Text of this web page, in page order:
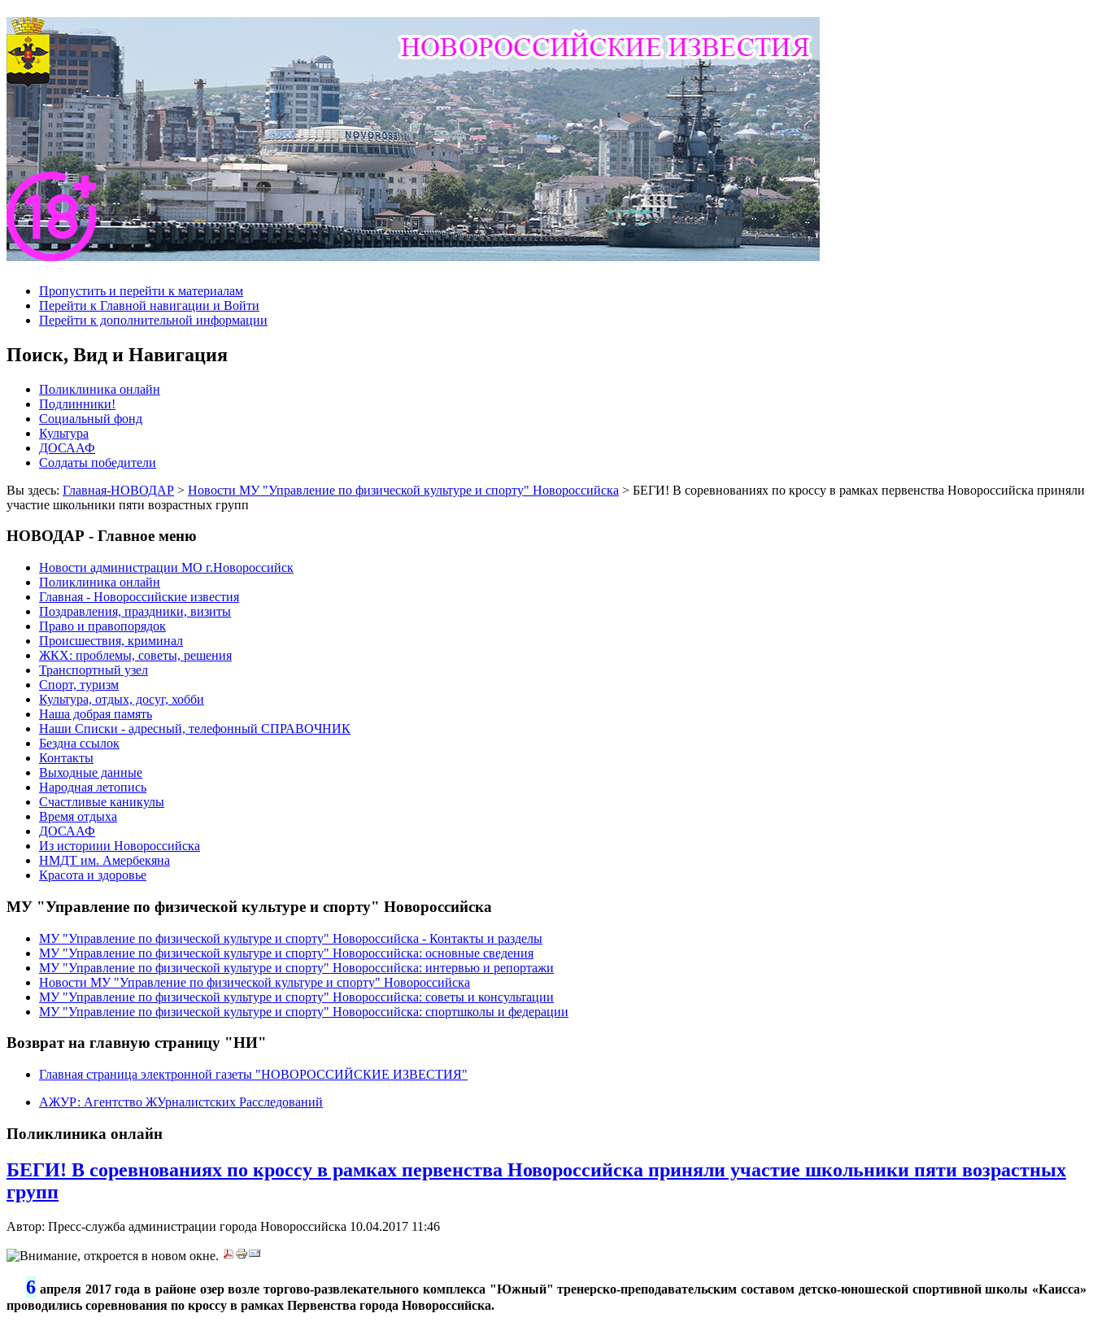
Пропустить и перейти к материалам
Перейти к Главной навигации и Войти
Перейти к дополнительной информации
Поиск, Вид и Навигация
Поликлиника онлайн
Подлинники!
Социальный фонд
Культура
ДОСААФ
Солдаты победители
Вы здесь: Главная-НОВОДАР > Новости МУ "Управление по физической культуре и спорту" Новороссийска > БЕГИ! В соревнованиях по кроссу в рамках первенства Новороссийска приняли
участие школьники пяти возрастных групп
НОВОДАР - Главное меню
Новости администрации МО г.Новороссийск
Поликлиника онлайн
Главная - Новороссийские известия
Поздравления, праздники, визиты
Право и правопорядок
Происшествия, криминал
ЖКХ: проблемы, советы, решения
Транспортный узел
Спорт, туризм
Культура, отдых, досуг, хобби
Наша добрая память
Наши Списки - адресный, телефонный СПРАВОЧНИК
Бездна ссылок
Контакты
Выходные данные
Народная летопись
Счастливые каникулы
Время отдыха
ДОСААФ
Из историии Новороссийска
НМДТ им. Амербекяна
Красота и здоровье
МУ "Управление по физической культуре и спорту" Новороссийска
МУ "Управление по физической культуре и спорту" Новороссийска - Контакты и разделы
МУ "Управление по физической культуре и спорту" Новороссийска: основные сведения
МУ "Управление по физической культуре и спорту" Новороссийска: интервью и репортажи
Новости МУ "Управление по физической культуре и спорту" Новороссийска
МУ "Управление по физической культуре и спорту" Новороссийска: советы и консультации
МУ "Управление по физической культуре и спорту" Новороссийска: спортшколы и федерации
Возврат на главную страницу "НИ"
Главная страница электронной газеты "НОВОРОССИЙСКИЕ ИЗВЕСТИЯ"
АЖУР: Агентство ЖУрналистских Расследований
Поликлиника онлайн
БЕГИ! В соревнованиях по кроссу в рамках первенства Новороссийска приняли участие школьники пяти возрастных
групп
Автор: Пресс-служба администрации города Новороссийска 10.04.2017 11:46
6 апреля 2017 года в районе озер возле торгово-развлекательного комплекса "Южный" тренерско-преподавательским составом детско-юношеской спортивной школы «Каисса»
проводились соревнования по кроссу в рамках Первенства города Новороссийска.